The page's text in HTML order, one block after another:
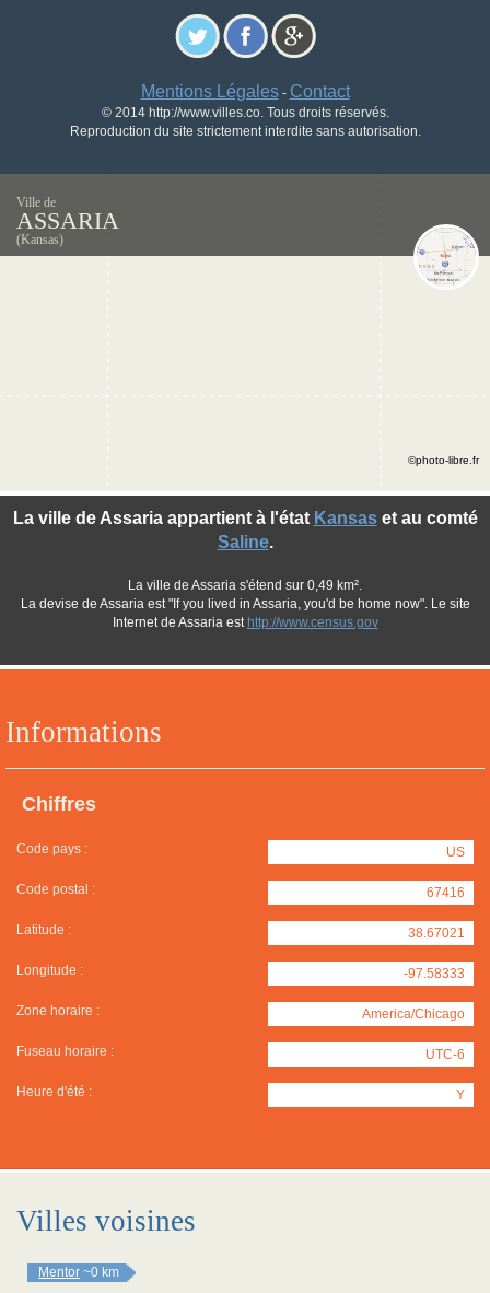
Mentions Légales- Contact
© 2014 http://www.villes.co. Tous droits réservés.
Reproduction du site strictement interdite sans autorisation.
Ville de
ASSARIA
(Kansas)
Informations
Chiffres
Code pays : US
Code postal : 67416
Latitude : 38.67021
Longitude : -97.58333
Zone horaire : America/Chicago
Fuseau horaire : UTC-6
Heure d'été : Y
La ville de Assaria appartient à l'état Kansaset au comté
Saline.
La ville de Assaria s'étend sur 0,49 km².
La devise de Assaria est "If you lived in Assaria, you'd be home now". Le site
Internet de Assaria est http://www.census.gov
©photo-libre.fr
Villes voisines
Mentor ~0 km